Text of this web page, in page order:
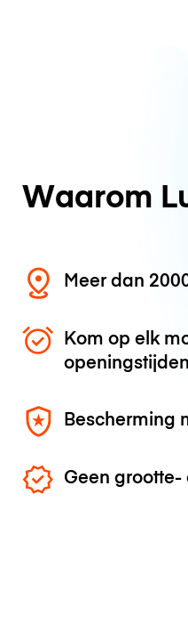
Waarom
Meer dan
Kom op elk
openingstijden
Bescherming
Geen